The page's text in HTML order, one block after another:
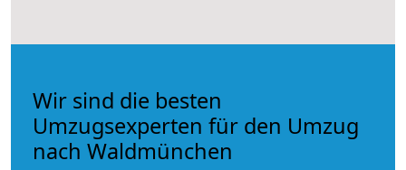
Wir sind die besten
Umzugsexperten für den Umzug
nach Waldmünchen